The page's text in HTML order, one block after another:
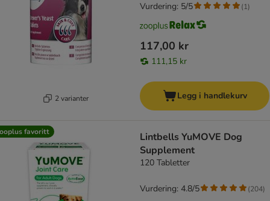
2 varianter
117,00 kr
111,15 kr
Vurdering: 5/5 (1)
Legg i handlekurv
favoritt
Lintbells YuMOVE Dog
Supplement
120 Tabletter
Vurdering: 4.8/5 (204)